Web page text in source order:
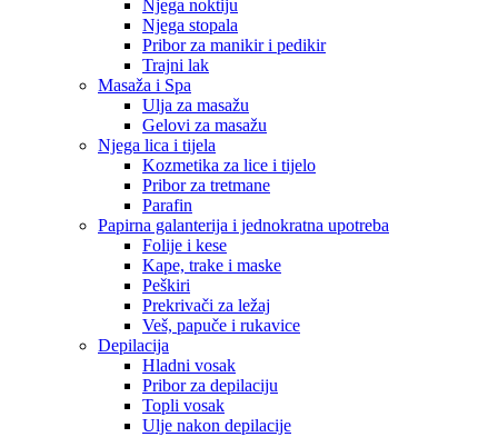
Njega noktiju
Njega stopala
Pribor za manikir i pedikir
Trajni lak
Masaža i Spa
Ulja za masažu
Gelovi za masažu
Njega lica i tijela
Kozmetika za lice i tijelo
Pribor za tretmane
Parafin
Papirna galanterija i jednokratna upotreba
Folije i kese
Kape, trake i maske
Peškiri
Prekrivači za ležaj
Veš, papuče i rukavice
Depilacija
Hladni vosak
Pribor za depilaciju
Topli vosak
Ulje nakon depilacije